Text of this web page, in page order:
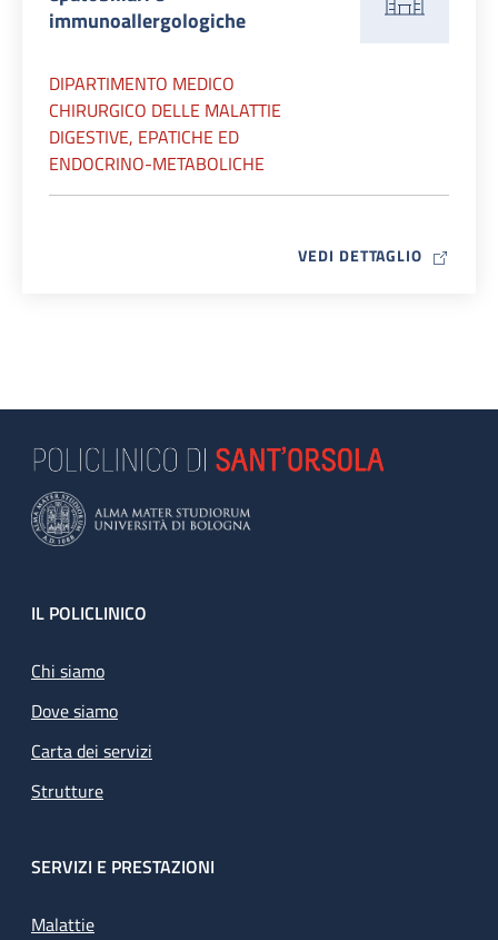
immunoallergologiche
DIPARTIMENTO MEDICO
CHIRURGICO DELLE MALATTIE
DIGESTIVE, EPATICHE ED
ENDOCRINO-METABOLICHE
VEDI DETTAGLIO MAP ICON
Footer
IL POLICLINICO
Chi siamo
Dove siamo
Carta dei servizi
Strutture
SERVIZI E PRESTAZIONI
Malattie